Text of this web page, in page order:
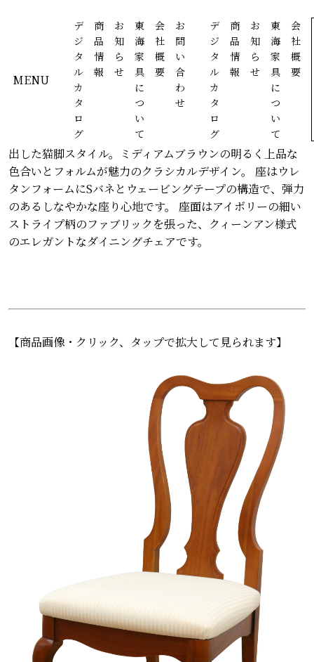
MENU
デ
ジ
タ
ル
カ
タ
ロ
グ
商
品
情
報
お
知
ら
せ
東
海
家
具
に
つ
い
て
会
社
概
要
お
問
い
合
わ
せ
デ
ジ
タ
ル
カ
タ
ロ
グ
商
品
情
報
お
知
ら
せ
東
海
家
具
に
つ
い
て
会
社
概
要
BRIGHTON (準備中) > ダイニングチェア
ブライトン チェア 2脚入
優しい木肌のマホガニー材を使用して滑らかな曲線に削り
出した猫脚スタイル。ミディアムブラウンの明るく上品な
色合いとフォルムが魅力のクラシカルデザイン。 座はウレ
タンフォームにSバネとウェービングテープの構造で、弾力
のあるしなやかな座り心地です。 座面はアイボリーの細い
ストライプ柄のファブリックを張った、クィーンアン様式
のエレガントなダイニングチェアです。
【商品画像・クリック、タップで拡大して見られます】